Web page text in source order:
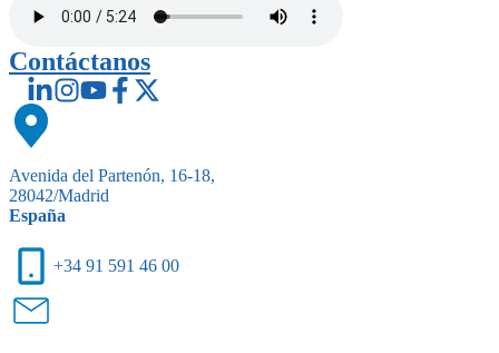
Contáctanos
Avenida del Partenón, 16-18,
28042/Madrid
España
+34 91 591 46 00